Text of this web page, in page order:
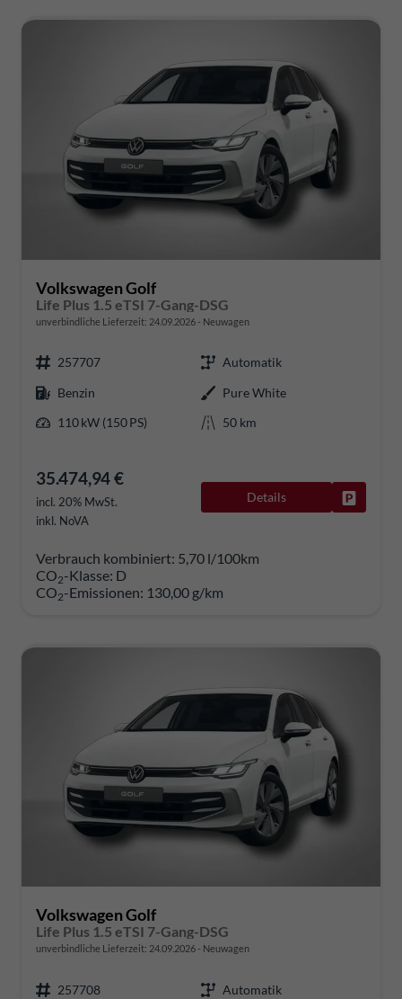
Volkswagen Golf
Life Plus 1.5 eTSI 7-Gang-DSG
unverbindliche Lieferzeit: 24.09.2026 Neuwagen
257707
Automatik
Benzin
Pure White
110 kW (150 PS)
50 km
35.474,94 €
incl. 20% MwSt.
inkl. NoVA
Details
Verbrauch kombiniert: 5,70 l/100km
CO2-Klasse: D
CO2-Emissionen: 130,00 g/km
Volkswagen Golf
Life Plus 1.5 eTSI 7-Gang-DSG
unverbindliche Lieferzeit: 24.09.2026 Neuwagen
257708
Automatik